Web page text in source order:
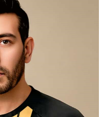
da dikkat çeken Sibel Can,...